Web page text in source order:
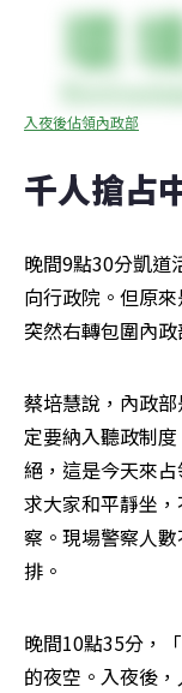
入夜後佔領內政部
千人搶占
晚間9點30分凱道
向行政院。但原
突然右轉包圍內政
蔡培慧說，內政
定要納入聽政制
絕，這是今天來
求大家和平靜坐
察。現場警察人
排。
晚間10點35分，
的夜空。入夜後